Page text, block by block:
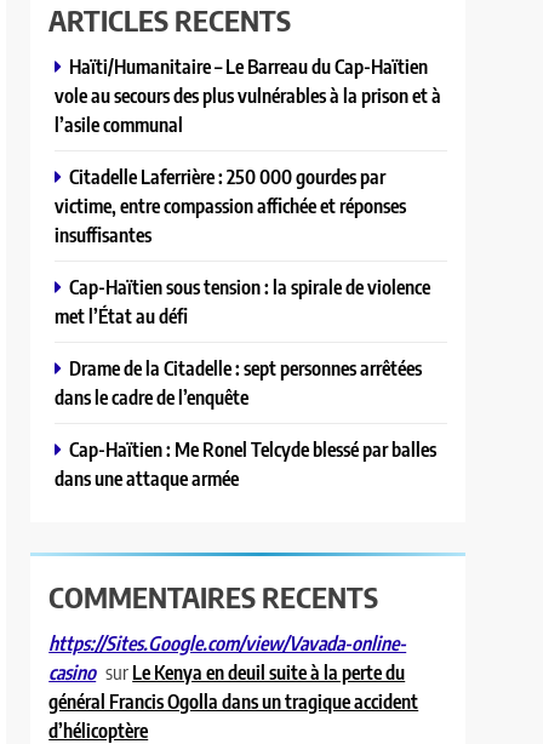
ARTICLES RECENTS
Haïti/Humanitaire – Le Barreau du Cap-Haïtien
vole au secours des plus vulnérables à la prison et à
l’asile communal
Citadelle Laferrière : 250 000 gourdes par
victime, entre compassion affichée et réponses
insuffisantes
Cap-Haïtien sous tension : la spirale de violence
met l’État au défi
Drame de la Citadelle : sept personnes arrêtées
dans le cadre de l’enquête
Cap-Haïtien : Me Ronel Telcyde blessé par balles
dans une attaque armée
COMMENTAIRES RECENTS
https://Sites.Google.com/view/Vavada-online-
casino surLe Kenya en deuil suite à la perte du
général Francis Ogolla dans un tragique accident
d’hélicoptère